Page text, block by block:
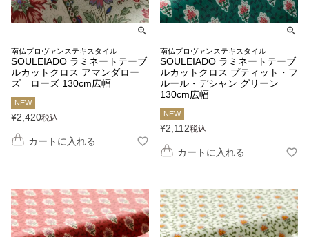
南仏プロヴァンステキスタイル
SOULEIADO ラミネートテーブ
ルカットクロス アマンダロー
ズ ローズ 130cm広幅
NEW
¥2,420税込
カートに入れる
南仏プロヴァンステキスタイル
SOULEIADO ラミネートテーブ
ルカットクロス プティット・フ
ルール・デシャン グリーン
130cm広幅
NEW
¥2,112税込
カートに入れる